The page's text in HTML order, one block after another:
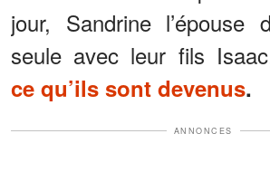
jour, Sandrine l’épouse
seule avec leur fils
ce qu’ils sont devenus.
ANNONCES